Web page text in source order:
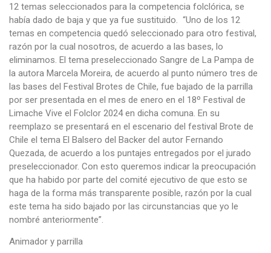
12 temas seleccionados para la competencia folclórica, se
había dado de baja y que ya fue sustituido. “Uno de los 12
temas en competencia quedó seleccionado para otro festival,
razón por la cual nosotros, de acuerdo a las bases, lo
eliminamos. El tema preseleccionado Sangre de La Pampa de
la autora Marcela Moreira, de acuerdo al punto número tres de
las bases del Festival Brotes de Chile, fue bajado de la parrilla
por ser presentada en el mes de enero en el 18º Festival de
Limache Vive el Folclor 2024 en dicha comuna. En su
reemplazo se presentará en el escenario del festival Brote de
Chile el tema El Balsero del Backer del autor Fernando
Quezada, de acuerdo a los puntajes entregados por el jurado
preseleccionador. Con esto queremos indicar la preocupación
que ha habido por parte del comité ejecutivo de que esto se
haga de la forma más transparente posible, razón por la cual
este tema ha sido bajado por las circunstancias que yo le
nombré anteriormente”.
Animador y parrilla